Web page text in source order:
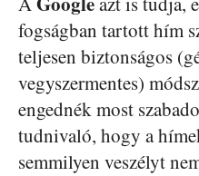
fogságban tartott hím
teljesen biztonságos
vegyszermentes)
engednék most
tudnivaló, hogy a
semmilyen veszélyt